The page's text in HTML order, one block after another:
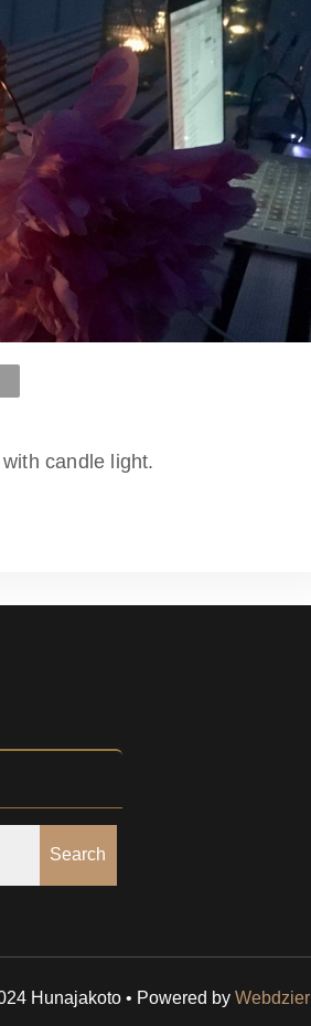
candle light.
Search
Hunajakoto • Powered by Webdzier